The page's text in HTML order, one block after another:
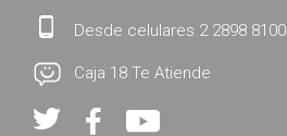
Desde celulares 2 2898 8100
Caja 18 Te Atiende